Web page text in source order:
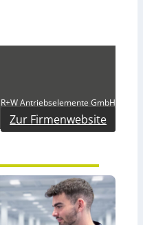
R+W Antriebselemente GmbH
Zur Firmenwebsite